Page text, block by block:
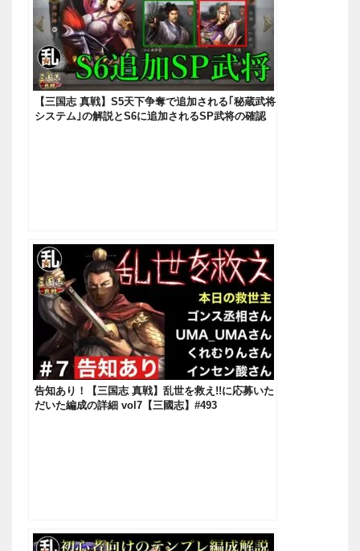
【三国志 真戦】S5天下争奪で追加される｢秘蔵武将
システム｣の解説とS6に追加されるSP武将の確認
告知あり！【三国志 真戦】乱世を救え!!に応募いた
だいた編成の詳細 vol7【三國志】#493